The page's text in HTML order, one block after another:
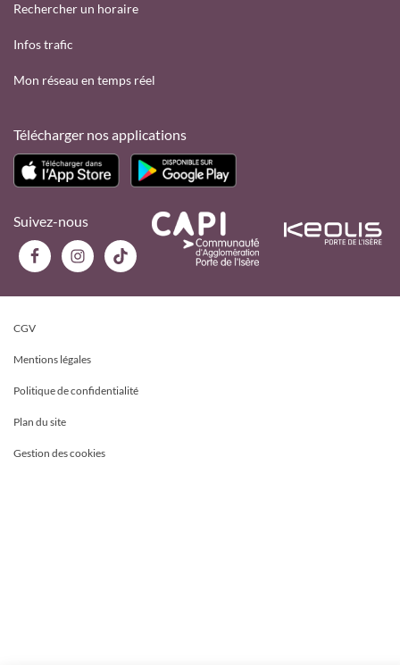
Rechercher un horaire
Infos trafic
Mon réseau en temps réel
Télécharger nos applications
Suivez-nous
CGV
Mentions légales
Politique de confidentialité
Plan du site
Gestion des cookies